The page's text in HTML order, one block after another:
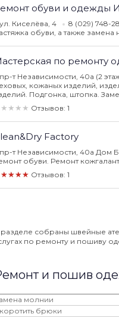
обуви и одежды
ул. Киселёва, 4 8 (029) 748-
обуви, а также
по ремонту
пр-т Независимости, 40а (2
кожаных изделий,
Подгонка, штопка.
Отзывов: 1
Factory
пр-т Независимости, 40а Дом
обуви. Ремонт
Отзывов: 1
собраны швейные
по ремонту и пошиву
и пошив
молнии
брюки